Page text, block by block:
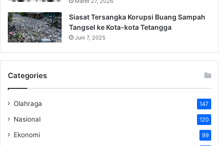
Siasat Tersangka Korupsi Buang Sampah
Tangsel ke Kota-kota Tetangga
Juni 7, 2025
Categories
Olahraga 147
Nasional 120
Ekonomi 99